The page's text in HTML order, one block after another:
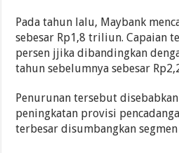
Pada tahun lalu, Maybank
sebesar Rp1,8 triliun. Capaian
persen jjika dibandingkan
tahun sebelumnya sebesar
Penurunan tersebut
peningkatan provisi
terbesar disumbangkan